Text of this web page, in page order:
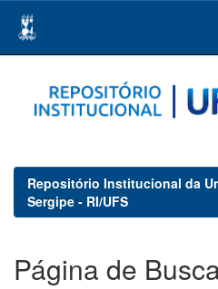
navigation
Repositório Institucional da
Sergipe - RI/UFS
Página de